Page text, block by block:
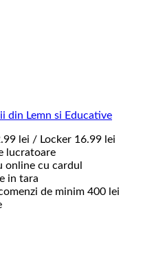
din Lemn si Educative
lei / Locker 16.99 lei
lucratoare
online cu cardul
in tara
de minim 400 lei